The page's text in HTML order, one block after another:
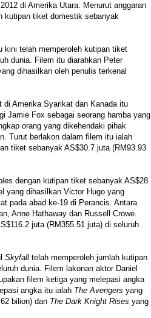
di Amerika Utara. Menurut anggaran
kutipan tiket domestik sebanyak
kini telah memperoleh kutipan tiket
dunia. Filem itu diarahkan Peter
dihasilkan oleh penulis terkenal
di Amerika Syarikat dan Kanada itu
Jamie Fox sebagai seorang hamba yang
orang yang dikehendaki pihak
Turut berlakon dalam filem itu ialah
tiket sebanyak AS$30.7 juta (RM93.93
dengan kutipan tiket sebanyak AS$28
yang dihasilkan Victor Hugo yang
pada abad ke-19 di Perancis. Antara
Anne Hathaway dan Russell Crowe.
juta (RM355.51 juta) di seluruh
Skyfall telah memperoleh jumlah kutipan
dunia. Filem lakonan aktor Daniel
filem ketiga yang melepasi angka
angka itu ialah The Avengers yang
bilion) dan The Dark Knight Rises yang